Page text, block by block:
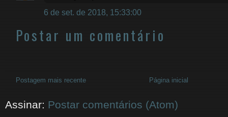
6 de set. de 2018, 15:33:00
Postar um comentário
Postagem mais recente Página inicial
Assinar: Postar comentários (Atom)